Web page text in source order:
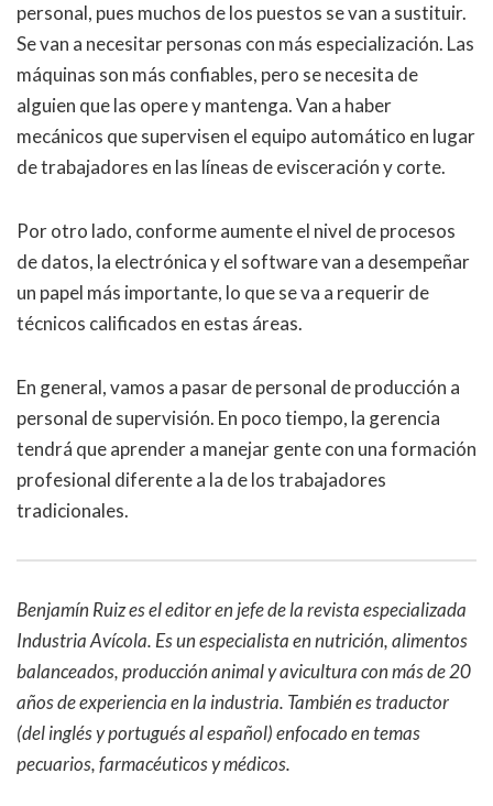
personal, pues muchos de los puestos se van a sustituir.
Se van a necesitar personas con más especialización. Las
máquinas son más confiables, pero se necesita de
alguien que las opere y mantenga. Van a haber
mecánicos que supervisen el equipo automático en lugar
de trabajadores en las líneas de evisceración y corte.
Por otro lado, conforme aumente el nivel de procesos
de datos, la electrónica y el software van a desempeñar
un papel más importante, lo que se va a requerir de
técnicos calificados en estas áreas.
En general, vamos a pasar de personal de producción a
personal de supervisión. En poco tiempo, la gerencia
tendrá que aprender a manejar gente con una formación
profesional diferente a la de los trabajadores
tradicionales.
Benjamín Ruiz es el editor en jefe de la revista especializada
Industria Avícola. Es un especialista en nutrición, alimentos
balanceados, producción animal y avicultura con más de 20
años de experiencia en la industria. También es traductor
(del inglés y portugués al español) enfocado en temas
pecuarios, farmacéuticos y médicos.